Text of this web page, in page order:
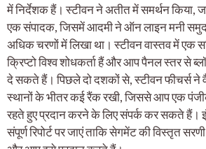
में निर्देशक हैं। स्टीवन ने अतीत में समर्थन किया,
एक संपादक, जिसमें आदमी ने ऑन लाइन मनी
अधिक चरणों में लिखा था। स्टीवन वास्तव में
क्रिप्टो विश्व शोधकर्ता हैं और आप पैनल स्तर से
दे सकते हैं। पिछले दो दशकों से, स्टीवन फीचर्स ने
स्थानों के भीतर कई रैंक रखी, जिससे आप एक
रहते हुए प्रदान करने के लिए संपर्क कर सकते हैं।
संपूर्ण रिपोर्ट पर जाएं ताकि सेगमेंट की विस्तृत